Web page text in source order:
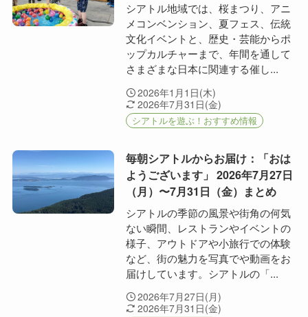
シアトル地域では、桜まつり、アニ
メコンベンション、夏フェス、伝統
文化イベントと、歴史・芸能からポ
ップカルチャーまで、年間を通して
さまざまな日本に関連する催し...
2026年1月1日(木)
2026年7月31日(金)
シアトルを遊ぶ！おすすめ情報
毎朝シアトルからお届け：「おは
ようございます」 2026年7月27日
（月）〜7月31日（金）まとめ
シアトルの季節の風景や街角の何気
ない瞬間、レストランやイベントの
様子、アウトドアや小旅行での体験
など、街の魅力を写真でや動画をお
届けしています。シアトルの「...
2026年7月27日(月)
2026年7月31日(金)